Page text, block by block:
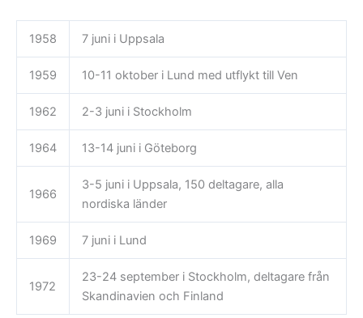
1958 7 juni i Uppsala
1959 10-11 oktober i Lund med utflykt till Ven
1962 2-3 juni i Stockholm
1964 13-14 juni i Göteborg
1966
3-5 juni i Uppsala, 150 deltagare, alla
nordiska länder
1969 7 juni i Lund
1972
23-24 september i Stockholm, deltagare från
Skandinavien och Finland